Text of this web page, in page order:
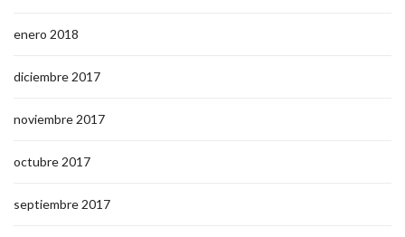
enero 2018
diciembre 2017
noviembre 2017
octubre 2017
septiembre 2017